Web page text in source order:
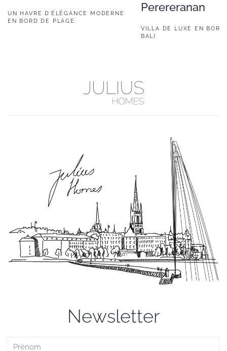
UN HAVRE D’ÉLÉGANCE MODERNE
EN BORD DE PLAGE
Perereranan
VILLA DE LUXE EN
BALI
Newsletter